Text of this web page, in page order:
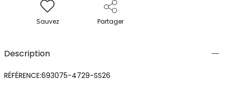
Sauvez Partager
Description
RÉFÉRENCE:693075-4729-SS26